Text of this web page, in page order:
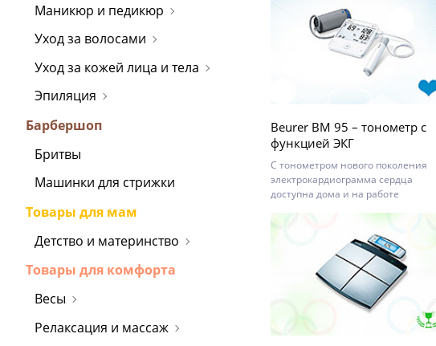
Маникюр и педикюр
Уход за волосами
Уход за кожей лица и тела
Эпиляция
Барбершоп
Бритвы
Машинки для стрижки
Товары для мам
Детство и материнство
Товары для комфорта
Весы
Релаксация и массаж
теряются в многообразии выбора и
не знают, как выбрать подходящий
набор, позволяющий делать
маникюр самостоятельно.
Beurer BM 95 – тонометр с
функцией ЭКГ
С тонометром нового поколения
электрокардиограмма сердца
доступна дома и на работе